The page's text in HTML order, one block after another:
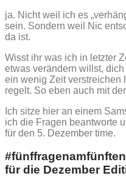
ja. Nicht weil ich es
sein. Sondern weil Nic
da ist.
Wisst ihr was ich in letzter
etwas verändern willst,
ein wenig Zeit verstreichen
regelt. So eben auch mit
Ich sitze hier an einem
ich die Fragen beantworte
für den 5. Dezember time.
für die Dezember